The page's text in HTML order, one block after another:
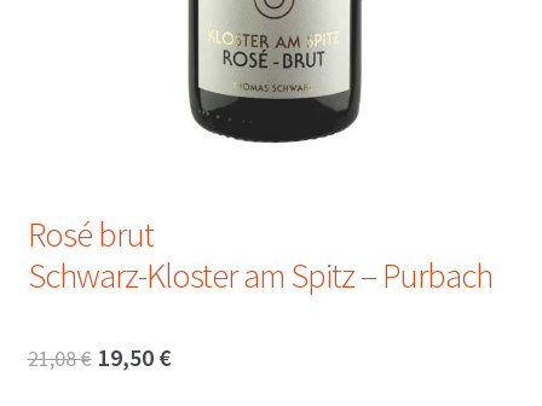
Rosé brut
Schwarz-Kloster am Spitz – Purbach
21,08€ Ursprünglicher
19,50 €Aktueller